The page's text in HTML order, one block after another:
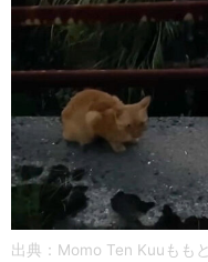
出典： Momo Ten Kuuもも